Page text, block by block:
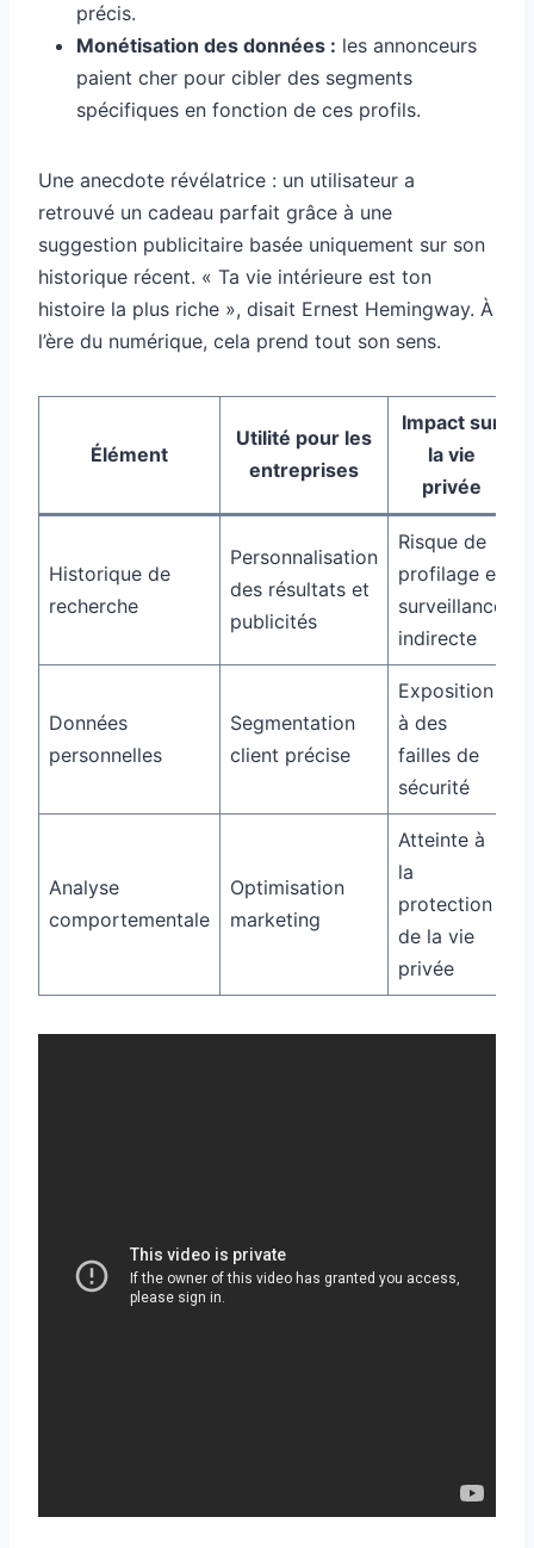
précis.
Monétisation des données : les annonceurs
paient cher pour cibler des segments
spécifiques en fonction de ces profils.
Une anecdote révélatrice : un utilisateur a
retrouvé un cadeau parfait grâce à une
suggestion publicitaire basée uniquement sur son
historique récent. « Ta vie intérieure est ton
histoire la plus riche », disait Ernest Hemingway. À
l’ère du numérique, cela prend tout son sens.
Élément
Utilité pour les
entreprises
Impact sur
la vie
privée
Historique de
recherche
Personnalisation
des résultats et
publicités
Risque de
profilage et
surveillance
indirecte
Données
personnelles
Segmentation
client précise
Exposition
à des
failles de
sécurité
Analyse
comportementale
Optimisation
marketing
Atteinte à
la
protection
de la vie
privée